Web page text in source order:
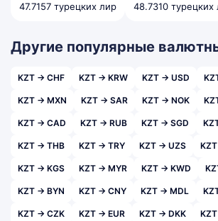
47.7157 турецких лир
48.7310 турецких
Другие популярные
KZT → CHF KZT → KRW KZT → USD
KZT → MXN KZT → SAR KZT → NOK
KZT → CAD KZT → RUB KZT → SGD
KZT → THB KZT → TRY KZT → UZS
KZT → KGS KZT → MYR KZT → KWD
KZT → BYN KZT → CNY KZT → MDL
KZT → CZK KZT → EUR KZT → DKK